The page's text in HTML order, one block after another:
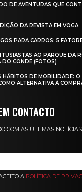
DE AVENTURAS QUE
DA REVISTA EM VOGA
PARA CARROS: 5
AO PARQUE DA
DO CONDE (FOTOS)
HÁBITOS DE MOBILIDADE:
ALTERNATIVA À
CONTACTO
COM AS ÚLTIMAS
A POLÍTICA DE